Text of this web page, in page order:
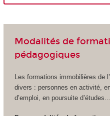
Modalités de
pédagogiques
Les formations immobilières de
divers : personnes en activité,
d’emploi, en poursuite d’études…